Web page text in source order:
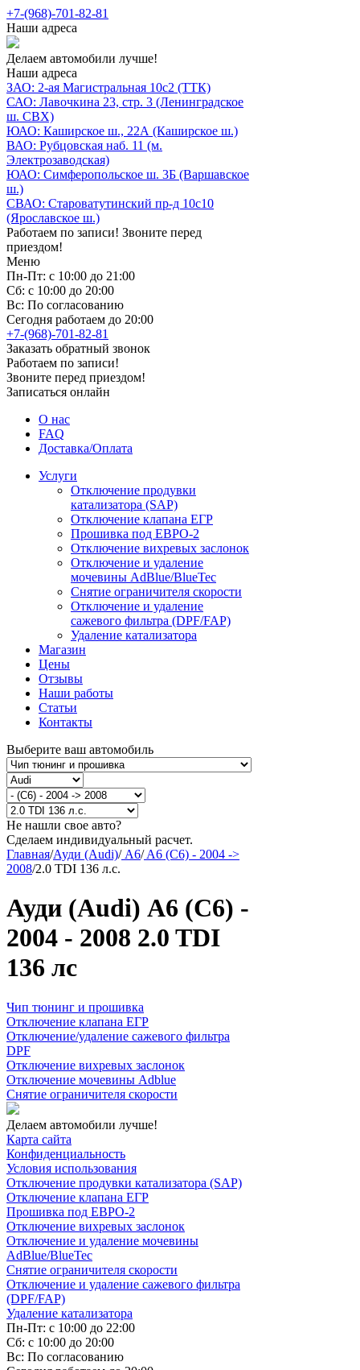
+7-(968)-701-82-81
Наши адреса
Делаем автомобили лучше!
Наши адреса
ЗАО: 2-ая Магистральная 10с2 (ТТК)
САО: Лавочкина 23, стр. 3 (Ленинградское
ш. СВХ)
ЮАО: Каширское ш., 22А (Каширское ш.)
ВАО: Рубцовская наб. 11 (м.
Электрозаводская)
ЮАО: Симферопольское ш. 3Б (Варшавское
ш.)
СВАО: Староватутинский пр-д 10с10
(Ярославское ш.)
Работаем по записи! Звоните перед
приездом!
Меню
Пн-Пт: с 10:00 до 21:00
Сб: с 10:00 до 20:00
Вс: По согласованию
Сегодня работаем до 20:00
+7-(968)-701-82-81
Заказать обратный звонок
Работаем по записи!
Звоните перед приездом!
Записаться онлайн
О нас
FAQ
Доставка/Оплата
Услуги
Отключение продувки
катализатора (SAP)
Отключение клапана ЕГР
Прошивка под ЕВРО-2
Отключение вихревых заслонок
Отключение и удаление
мочевины AdBlue/BlueTec
Снятие ограничителя скорости
Отключение и удаление
сажевого фильтра (DPF/FAP)
Удаление катализатора
Магазин
Цены
Отзывы
Наши работы
Статьи
Контакты
Выберите ваш автомобиль
Не нашли свое авто?
Сделаем индивидуальный расчет.
Главная/Ауди (Audi)/A6/A6 (C6) - 2004 ->
2008/2.0 TDI 136 л.с.
Ауди (Audi) A6 (C6) -
2004 - 2008 2.0 TDI
136 лс
Чип тюнинг и прошивка
Отключение клапана ЕГР
Отключение/удаление сажевого фильтра
DPF
Отключение вихревых заслонок
Отключение мочевины Adblue
Снятие ограничителя скорости
Делаем автомобили лучше!
Карта сайта
Конфиденциальность
Условия использования
Отключение продувки катализатора (SAP)
Отключение клапана ЕГР
Прошивка под ЕВРО-2
Отключение вихревых заслонок
Отключение и удаление мочевины
AdBlue/BlueTec
Снятие ограничителя скорости
Отключение и удаление сажевого фильтра
(DPF/FAP)
Удаление катализатора
Пн-Пт: с 10:00 до 22:00
Сб: с 10:00 до 20:00
Вс: По согласованию